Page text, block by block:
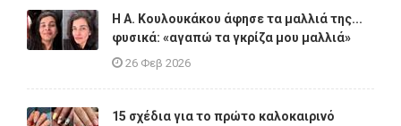
Η A. Κουλουκάκου άφησε τα μαλλιά της...
φυσικά: «αγαπώ τα γκρίζα μου μαλλιά»
26 Φεβ 2026
15 σχέδια για το πρώτο καλοκαιρινό